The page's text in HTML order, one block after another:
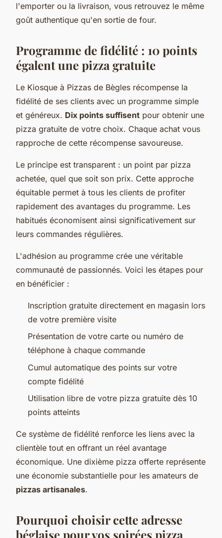
l'emporter ou la livraison, vous retrouvez le même
goût authentique qu'en sortie de four.
Programme de fidélité : 10 points
égalent une pizza gratuite
Le Kiosque à Pizzas de Bègles récompense la
fidélité de ses clients avec un programme simple
et généreux. Dix points suffisent pour obtenir une
pizza gratuite de votre choix. Chaque achat vous
rapproche de cette récompense savoureuse.
Le principe est transparent : un point par pizza
achetée, quel que soit son prix. Cette approche
équitable permet à tous les clients de profiter
rapidement des avantages du programme. Les
habitués économisent ainsi significativement sur
leurs commandes régulières.
L'adhésion au programme crée une véritable
communauté de passionnés. Voici les étapes pour
en bénéficier :
Inscription gratuite directement en magasin lors
de votre première visite
Présentation de votre carte ou numéro de
téléphone à chaque commande
Cumul automatique des points sur votre
compte fidélité
Utilisation libre de votre pizza gratuite dès 10
points atteints
Ce système de fidélité renforce les liens avec la
clientèle tout en offrant un réel avantage
économique. Une dixième pizza offerte représente
une économie substantielle pour les amateurs de
pizzas artisanales.
Pourquoi choisir cette adresse
béglaise pour vos soirées pizza